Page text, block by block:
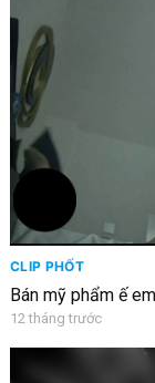
CLIP PHỐT
Bán mỹ phẩm ế
12 tháng trước